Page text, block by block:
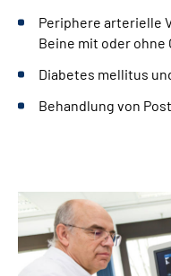
Periphere arterielle
Beine mit oder ohne
Diabetes mellitus
Behandlung von